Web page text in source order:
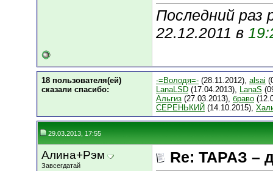
Последний раз
22.12.2011 в
18 пользователя(ей)
сказали cпасибо:
-=Володя=- (28.11.2012), alsai
LanaLSD (17.04.2013), LanaS
Альгиз (27.03.2013), браво
СЕРЕНЬКИЙ (14.10.2015),
29.03.2013, 17:55
Алина+Рэм
Завсегдатай Re: ТАРАЗ –